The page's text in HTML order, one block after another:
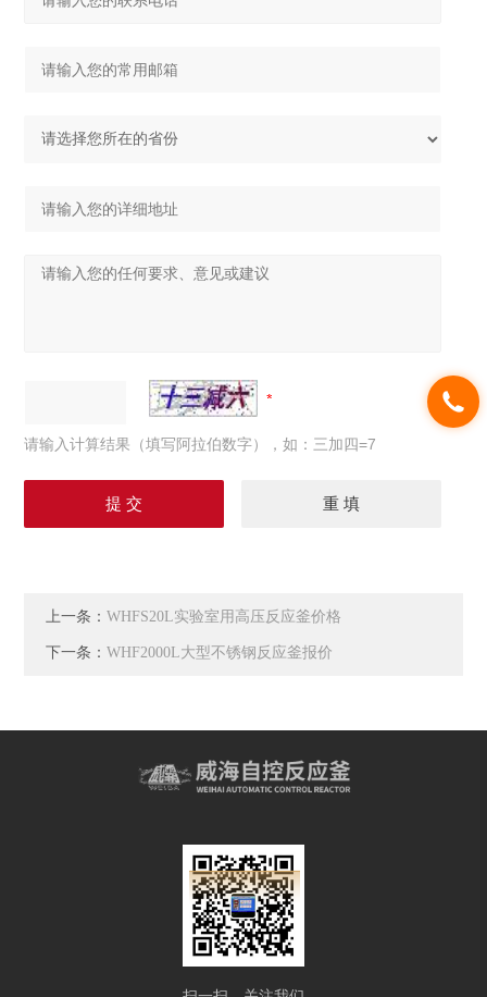
请输入计算结果（填写阿拉伯数字），如：三加四=7
上一条：WHFS20L实验室用高压反应釜价格
下一条：WHF2000L大型不锈钢反应釜报价